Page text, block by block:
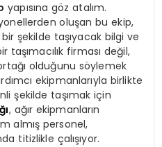
yapısına göz atalım.
oluşan bu ekip,
şekilde taşıyacak bilgi ve
taşımacılık firması değil,
olduğunu söylemek
ekipmanlarıyla birlikte
şekilde taşımak için
, ağır ekipmanların
almış personel,
titizlikle çalışıyor.